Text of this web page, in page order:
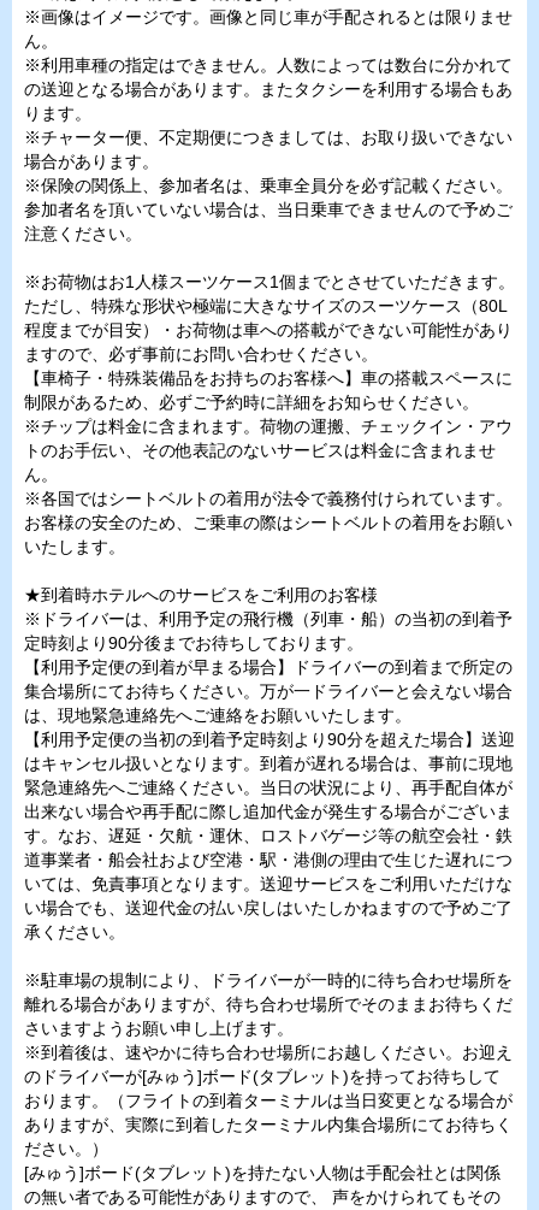
※画像はイメージです。画像と同じ車が手配されるとは限りませ
ん。
※利用車種の指定はできません。人数によっては数台に分かれて
の送迎となる場合があります。またタクシーを利用する場合もあ
ります。
※チャーター便、不定期便につきましては、お取り扱いできない
場合があります。
※保険の関係上、参加者名は、乗車全員分を必ず記載ください。
参加者名を頂いていない場合は、当日乗車できませんので予めご
注意ください。
※お荷物はお1人様スーツケース1個までとさせていただきます。
ただし、特殊な形状や極端に大きなサイズのスーツケース（80L
程度までが目安）・お荷物は車への搭載ができない可能性があり
ますので、必ず事前にお問い合わせください。
【車椅子・特殊装備品をお持ちのお客様へ】車の搭載スペースに
制限があるため、必ずご予約時に詳細をお知らせください。
※チップは料金に含まれます。荷物の運搬、チェックイン・アウ
トのお手伝い、その他表記のないサービスは料金に含まれませ
ん。
※各国ではシートベルトの着用が法令で義務付けられています。
お客様の安全のため、ご乗車の際はシートベルトの着用をお願い
いたします。
★到着時ホテルへのサービスをご利用のお客様
※ドライバーは、利用予定の飛行機（列車・船）の当初の到着予
定時刻より90分後までお待ちしております。
【利用予定便の到着が早まる場合】ドライバーの到着まで所定の
集合場所にてお待ちください。万が一ドライバーと会えない場合
は、現地緊急連絡先へご連絡をお願いいたします。
【利用予定便の当初の到着予定時刻より90分を超えた場合】送迎
はキャンセル扱いとなります。到着が遅れる場合は、事前に現地
緊急連絡先へご連絡ください。当日の状況により、再手配自体が
出来ない場合や再手配に際し追加代金が発生する場合がございま
す。なお、遅延・欠航・運休、ロストバゲージ等の航空会社・鉄
道事業者・船会社および空港・駅・港側の理由で生じた遅れにつ
いては、免責事項となります。送迎サービスをご利用いただけな
い場合でも、送迎代金の払い戻しはいたしかねますので予めご了
承ください。
※駐車場の規制により、ドライバーが一時的に待ち合わせ場所を
離れる場合がありますが、待ち合わせ場所でそのままお待ちくだ
さいますようお願い申し上げます。
※到着後は、速やかに待ち合わせ場所にお越しください。お迎え
のドライバーが[みゅう]ボード(タブレット)を持ってお待ちして
おります。（フライトの到着ターミナルは当日変更となる場合が
ありますが、実際に到着したターミナル内集合場所にてお待ちく
ださい。）
[みゅう]ボード(タブレット)を持たない人物は手配会社とは関係
の無い者である可能性がありますので、 声をかけられてもその